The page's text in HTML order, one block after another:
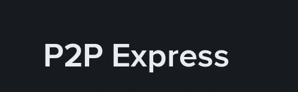
P2P Express